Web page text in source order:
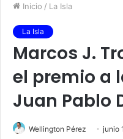
Inicio / La Isla
La Isla
Marcos J.
el premio a
Juan Pablo
Wellington Pérez junio